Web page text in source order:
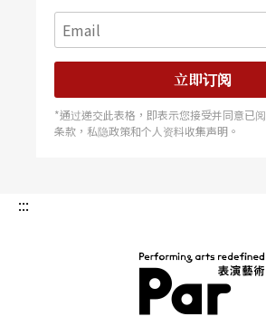
立即订阅
*通过递交此表格，即表示您接受并同意已
条款，私隐政策和个人资料收集声明。
:::